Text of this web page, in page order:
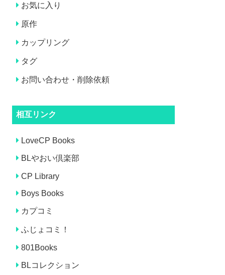
お気に入り
原作
カップリング
タグ
お問い合わせ・削除依頼
相互リンク
LoveCP Books
BLやおい倶楽部
CP Library
Boys Books
カプコミ
ふじょコミ！
801Books
BLコレクション